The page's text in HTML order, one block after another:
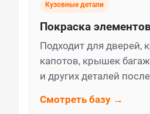
Кузовные детали
Покраска
Подходит для дверей,
капотов, крышек
и других деталей
Смотреть базу →